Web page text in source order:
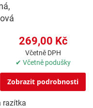
269,00 Kč
Včetně DPH
✔ Včetně podušky
Zobrazit podrobnosti
razítka